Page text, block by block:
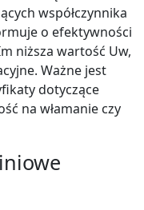
współczynnika
o efektywności
niższa wartość Uw,
Ważne jest
dotyczące
na włamanie czy